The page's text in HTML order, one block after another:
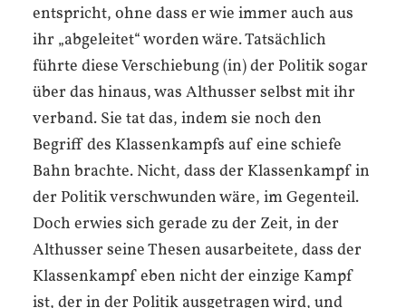
entspricht, ohne dass er wie immer auch aus
ihr „abgeleitet“ worden wäre. Tatsächlich
führte diese Verschiebung (in) der Politik sogar
über das hinaus, was Althusser selbst mit ihr
verband. Sie tat das, indem sie noch den
Begriff des Klassenkampfs auf eine schiefe
Bahn brachte. Nicht, dass der Klassenkampf in
der Politik verschwunden wäre, im Gegenteil.
Doch erwies sich gerade zu der Zeit, in der
Althusser seine Thesen ausarbeitete, dass der
Klassenkampf eben nicht der einzige Kampf
ist, der in der Politik ausgetragen wird, und